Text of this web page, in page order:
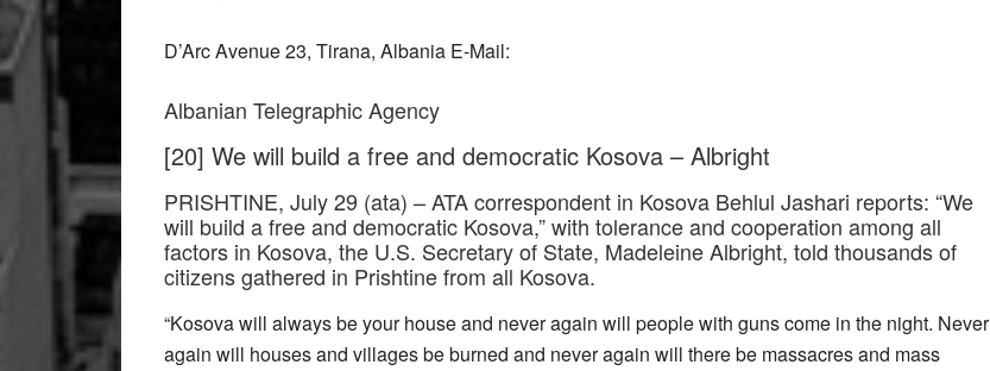
D’Arc Avenue 23, Tirana, Albania E-Mail:
Albanian Telegraphic Agency
[20] We will build a free and democratic Kosova – Albright
PRISHTINE, July 29 (ata) – ATA correspondent in Kosova Behlul Jashari reports: “We
will build a free and democratic Kosova,” with tolerance and cooperation among all
factors in Kosova, the U.S. Secretary of State, Madeleine Albright, told thousands of
citizens gathered in Prishtine from all Kosova.
“Kosova will always be your house and never again will people with guns come in the night. Never
again will houses and villages be burned and never again will there be massacres and mass